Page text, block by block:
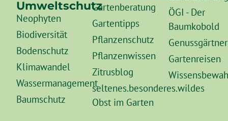
Umweltschutz
Neophyten
Biodiversität
Bodenschutz
Klimawandel
Wassermanagement
Baumschutz
Gartenberatung
Gartentipps
Pflanzenschutz
Pflanzenwissen
Zitrusblog
seltenes.besonderes.wildes
Obst im Garten
ÖGI - Der
Baumkobold
Gartenreisen